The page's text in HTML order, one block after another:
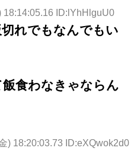
18:14:05.16 ID:lYhHlguU0
れでもなんでもい
食わなきゃならん
) 18:20:03.73 ID:eXQwok2d0